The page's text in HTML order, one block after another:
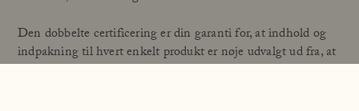
Den dobbelte certificering er din garanti for, at indhold og
indpakning til hvert enkelt produkt er nøje udvalgt ud fra, at
dyrkning, forarbejdning, produktion, arbejdsforhold og